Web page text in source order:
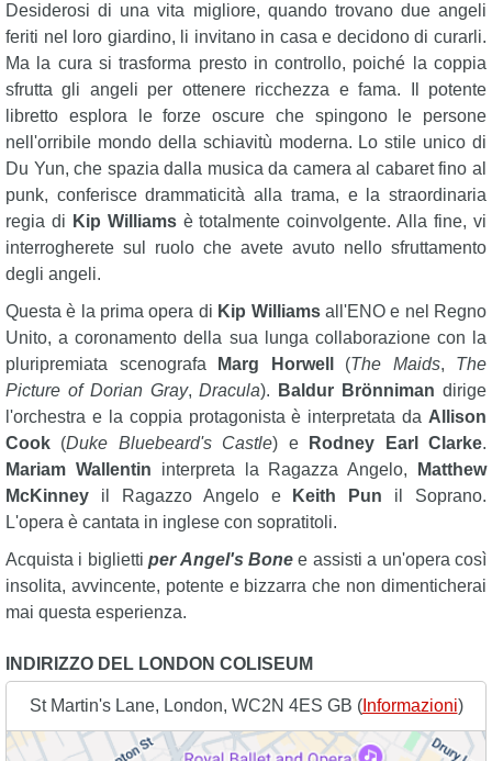
Desiderosi di una vita migliore, quando trovano due angeli
feriti nel loro giardino, li invitano in casa e decidono di curarli.
Ma la cura si trasforma presto in controllo, poiché la coppia
sfrutta gli angeli per ottenere ricchezza e fama. Il potente
libretto esplora le forze oscure che spingono le persone
nell'orribile mondo della schiavitù moderna. Lo stile unico di
Du Yun, che spazia dalla musica da camera al cabaret fino al
punk, conferisce drammaticità alla trama, e la straordinaria
regia di Kip Williamsè totalmente coinvolgente. Alla fine, vi
interrogherete sul ruolo che avete avuto nello sfruttamento
degli angeli.
Questa è la prima opera di Kip Williamsall'ENO e nel Regno
Unito, a coronamento della sua lunga collaborazione con la
pluripremiata scenografa
Marg Horwell (The Maids, The
Picture of Dorian Gray,Dracula). Baldur Brönniman dirige
l'orchestra e la coppia protagonista è interpretata da Allison
Cook (Duke Bluebeard's Castle) e Rodney Earl Clarke.
Mariam Wallentin interpreta la Ragazza Angelo,
Matthew
McKinney il Ragazzo Angelo e Keith Pun il Soprano.
L'opera è cantata in inglese con sopratitoli.
Acquista i bigliettiper Angel's Bone e assisti a un'opera così
insolita, avvincente, potente e bizzarra che non dimenticherai
mai questa esperienza.
INDIRIZZO DEL LONDON COLISEUM
St Martin's Lane, London, WC2N 4ES GB (Informazioni)